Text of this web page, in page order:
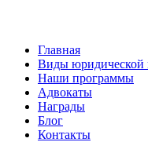
Главная
Виды
Наши программы
Адвокаты
Награды
Блог
Контакты